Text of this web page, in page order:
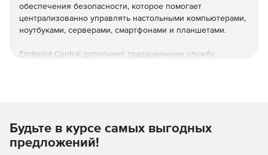
обеспечения безопасности, которое помогает
централизованно управлять настольными компьютерами,
ноутбуками, серверами, смартфонами и планшетами.
Endpoint Central дополняет традиционную службу
образов и развертывание ОС. Кроме того,решение
позволяет управлять активами и лицензиями на ПО,
отслеживать статистику использования ПО, управлять
Будьте в курсе самых выгодных
предложений!